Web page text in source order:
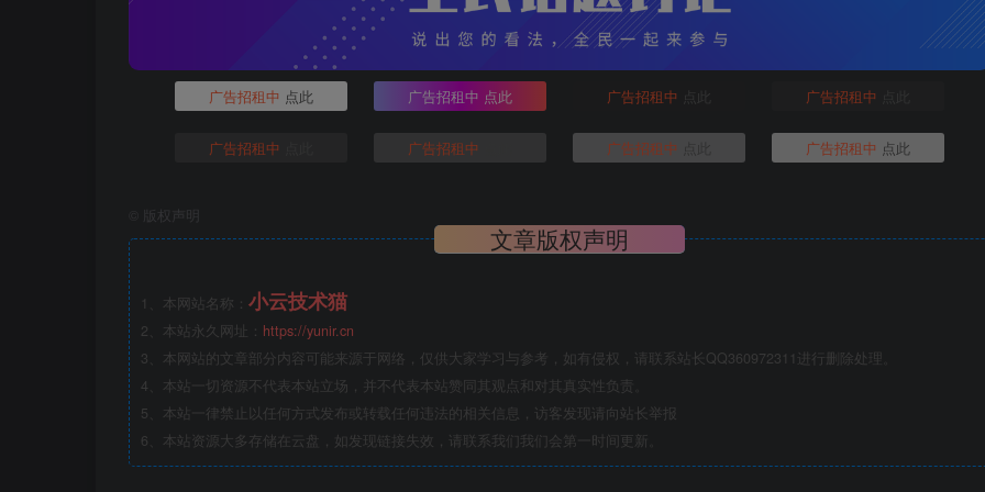
广告招租中 点此 广告招租中 点此 广告招租中 广告招租中
广告招租中 广告招租中 广告招租中 广告招租中 点此
版权声明
文章版权声明
1、本网站名称： 小云技术猫
2、本站永久网址： https://yunir.cn
3、本网站的文章部分内容可能来源于网络，仅供大家学习与参考，如有侵权，请联系站长QQ360972311进行删除处理。
4、本站一切资源不代表本站立场，并不代表本站赞同其观点和对其真实性负责。
5、本站一律禁止以任何方式发布或转载任何违法的相关信息，访客发现请向站长举报
6、本站资源大多存储在云盘，如发现链接失效，请联系我们我们会第一时间更新。